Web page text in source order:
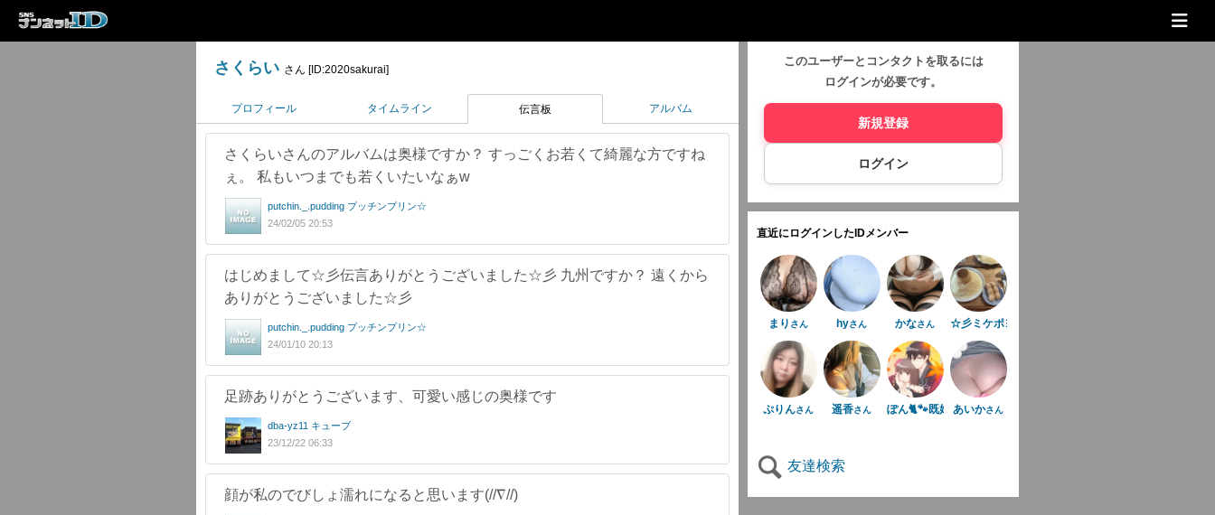
さくらい さん [ID:2020sakurai]
プロフィール タイムライン 伝言板 アルバム
さくらいさんのアルバムは奥様ですか？ すっごくお若くて綺麗な方ですね
ぇ。 私もいつまでも若くいたいなぁw
putchin._.pudding プッチンプリン☆
24/02/05 20:53
はじめまして☆彡伝言ありがとうございました☆彡 九州ですか？ 遠くから
ありがとうございました☆彡
putchin._.pudding プッチンプリン☆
24/01/10 20:13
足跡ありがとうございます、可愛い感じの奥様です
dba-yz11 キューブ
23/12/22 06:33
顔が私のでびしょ濡れになると思います(//∇//)
このユーザーとコンタクトを取るには
ログインが必要です。
新規登録
ログイン
直近にログインしたIDメンバー
まり さん hyさん かなさん ☆彡ミケポヨ☆彡
ぷりんさん 遥香さん ぽん🐈🐾既婚者ムリ×さん
あいかさん
友達検索